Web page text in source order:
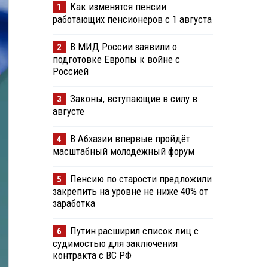
1
Как изменятся пенсии
работающих пенсионеров с 1 августа
2
В МИД России заявили о
подготовке Европы к войне с
Россией
3
Законы, вступающие в силу в
августе
4
В Абхазии впервые пройдёт
масштабный молодёжный форум
5
Пенсию по старости предложили
закрепить на уровне не ниже 40% от
заработка
6
Путин расширил список лиц с
судимостью для заключения
контракта с ВС РФ